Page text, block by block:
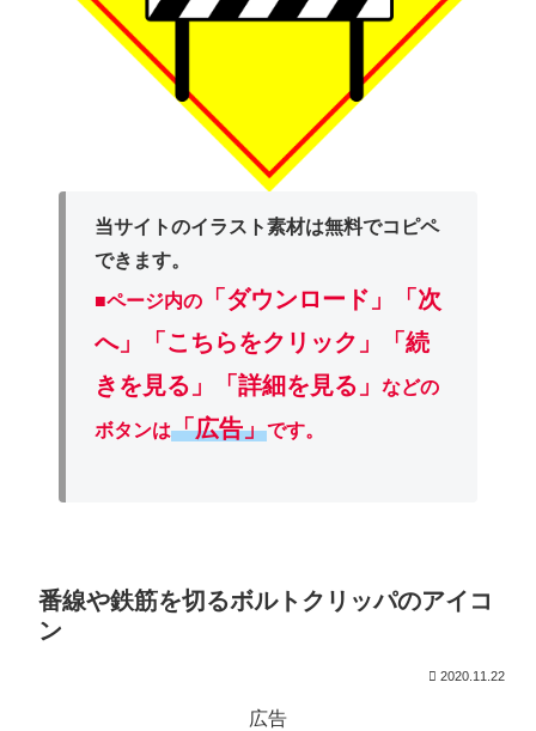
当サイトのイラスト素材は無料でコピペ
できます。
■ページ内の
「ダウンロード」
「次
へ」「こちらをクリック」「続
きを見る」「詳細を見る」などの
ボタンは「広告」です。
番線や鉄筋を切るボルトクリッパのアイコ
ン
2020.11.22
広告